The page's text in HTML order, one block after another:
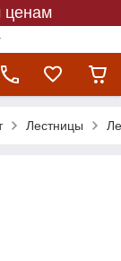
ценам
Лестницы